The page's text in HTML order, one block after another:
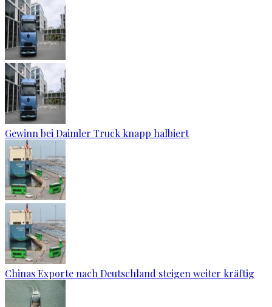
Gewinn bei Daimler Truck knapp halbiert
Chinas Exporte nach Deutschland steigen weiter kräftig